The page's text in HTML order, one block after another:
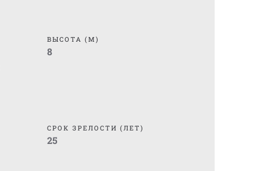
ВЫСОТА (М)
8
СРОК ЗРЕЛОСТИ (ЛЕТ)
25